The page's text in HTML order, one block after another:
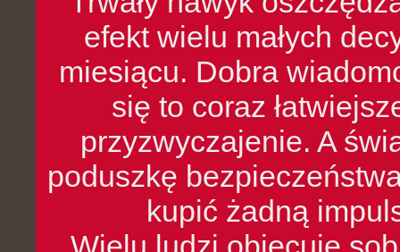
efekt wielu małych
miesiącu. Dobra
się to coraz
przyzwyczajenie. A
poduszkę
kupić żadną